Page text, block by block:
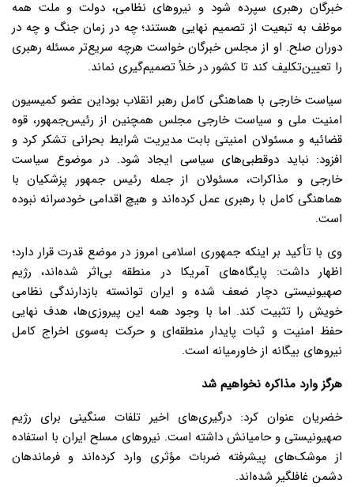
خبرگان رهبری سپرده شود و نیروهای نظامی، دولت و ملت همه
موظف به تبعیت از تصمیم نهایی هستند؛ چه در زمان جنگ و چه در
دوران صلح. او از مجلس خبرگان خواست هرچه سریع‌تر مسئله رهبری
را تعیین‌تکلیف کند تا کشور در خلأ تصمیم‌گیری نماند.
سیاست خارجی با هماهنگی کامل رهبر انقلاب بوداین عضو کمیسیون
امنیت ملی و سیاست خارجی مجلس همچنین از رئیس‌جمهور، قوه
قضائیه و مسئولان امنیتی بابت مدیریت شرایط بحرانی تشکر کرد و
افزود: نباید دو‌قطبی‌های سیاسی ایجاد شود. در موضوع سیاست
خارجی و مذاکرات، مسئولان از جمله رئیس جمهور پزشکیان با
هماهنگی کامل با رهبری عمل کرده‌اند و هیچ اقدامی خودسرانه نبوده
است.
وی با تأکید بر اینکه جمهوری اسلامی امروز در موضع قدرت قرار دارد؛
اظهار داشت: پایگاه‌های آمریکا در منطقه بی‌اثر شده‌اند، رژیم
صهیونیستی دچار ضعف شده و ایران توانسته بازدارندگی نظامی
خویش را تثبیت کند. اما با وجود همه این پیروزی‌ها، هدف نهایی
حفظ امنیت و ثبات پایدار منطقه‌ای و حرکت به‌سوی اخراج کامل
نیروهای بیگانه از خاورمیانه است.
هرگز وارد مذاکره نخواهیم شد
خضریان عنوان کرد: درگیری‌های اخیر تلفات سنگینی برای رژیم
صهیونیستی و حامیانش داشته است. نیروهای مسلح ایران با استفاده
از موشک‌های پیشرفته ضربات مؤثری وارد کرده‌اند و فرماندهان
دشمن غافلگیر شده‌اند.